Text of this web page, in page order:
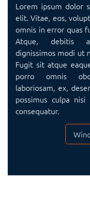
Lorem ipsum dolor
elit. Vitae, eos,
omnis in error quas
Atque, debitis
dignissimos modi ut
Fugit sit atque
porro omnis
laboriosam, ex,
possimus culpa
consequatur.